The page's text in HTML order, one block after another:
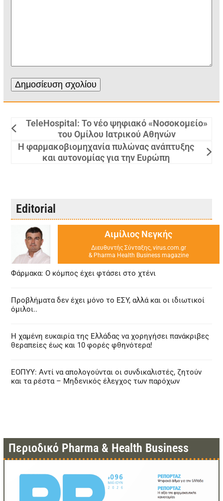
TeleHospital: Το νέο ψηφιακό «Νοσοκομείο»
του Ομίλου Ιατρικού Αθηνών
Η φαρμακοβιομηχανία πυλώνας ανάπτυξης
και αυτονομίας για την Ευρώπη
Editorial
Αιμίλιος Νεγκής
Διευθυντής Σύνταξης, virus.com.gr
& Pharma Health Business magazine
Φάρμακα: Ο κόμπος έχει φτάσει στο χτένι
Προβλήματα δεν έχει μόνο το ΕΣΥ, αλλά και οι ιδιωτικοί
όμιλοι..
Η χαμένη ευκαιρία της Ελλάδας να χορηγήσει πανάκριβες
θεραπείες έως και 10 φορές φθηνότερα!
ΕΟΠΥΥ: Αντί να απολογούνται οι συνδικαλιστές, ζητούν
και τα ρέστα – Μηδενικός έλεγχος των παρόχων
Περιοδικό Pharma & Health Business